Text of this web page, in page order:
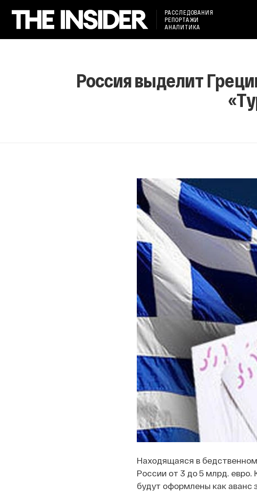
РАССЛЕДОВАНИЯ
РЕПОРТАЖИ
АНАЛИТИКА
Россия выделит
Находящаяся в
России от 3 до 5 млрд.
будут оформлены как аванс